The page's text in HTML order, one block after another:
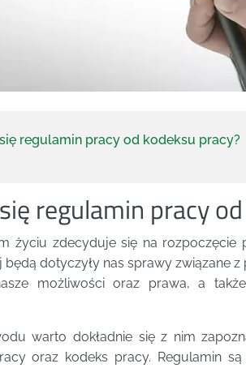
regulamin pracy od kodeksu pracy?
regulamin pracy
życiu zdecyduje się na rozpoczęcie
będą dotyczyły nas sprawy związane
możliwości oraz prawa, a
warto dokładnie się z nim
oraz kodeks pracy. Regulamin